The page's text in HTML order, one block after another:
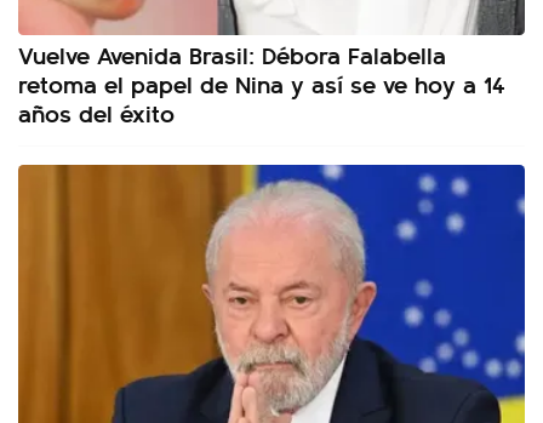
Vuelve Avenida Brasil: Débora Falabella
retoma el papel de Nina y así se ve hoy a 14
años del éxito